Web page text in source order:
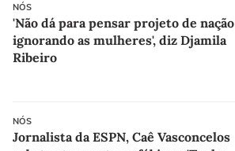
NÓS
'Não dá para pensar projeto de nação
ignorando as mulheres', diz Djamila
Ribeiro
NÓS
Jornalista da ESPN, Caê Vasconcelos